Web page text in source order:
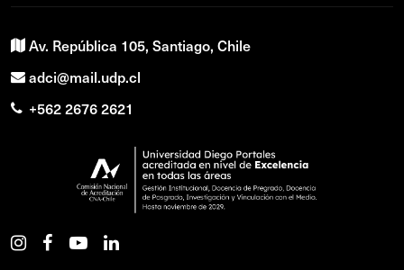
Av. República 105, Santiago, Chile
adci@mail.udp.cl
+562 2676 2621